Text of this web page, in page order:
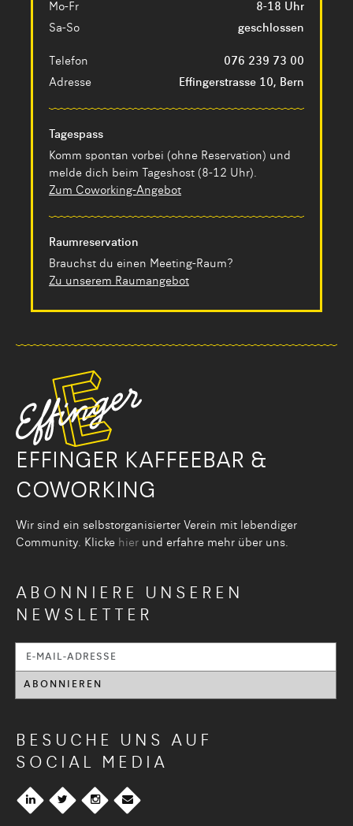
EFFINGER KAFFEEBAR &
COWORKING
Wir sind ein selbstorganisier­ter Verein mit lebendiger
Community. Klicke hier und erfahre mehr über uns.
ABONNIERE UNSEREN
NEWSLETTER
BESUCHE UNS AUF
SOCIAL MEDIA
Mo-Fr
8-18 Uhr
Sa-So
geschlossen
Telefon
076 239 73 00
Adresse
Effingerstrasse 10, Bern
Tagespass
Komm spontan vorbei (ohne Reservation) und
melde dich beim Tageshost (8-12 Uhr).
Zum Coworking-Angebot
Raumreservation
Brauchst du einen Meeting-Raum?
Zu unserem Raumangebot